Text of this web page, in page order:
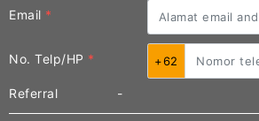
Email *
No. Telp/HP * +62
Referral -